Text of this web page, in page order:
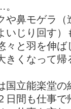
や鼻モゲラ（
いじり回す）
々と羽を伸ば
きくなって
国立能楽堂
日間も仕事で